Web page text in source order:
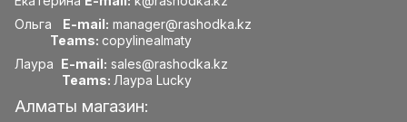
Ольга E-mail: manager@rashodka.kz
Teams: copylinealmaty
Лаура E-mail: sales@rashodka.kz
Teams: Лаура Lucky
Алматы магазин: